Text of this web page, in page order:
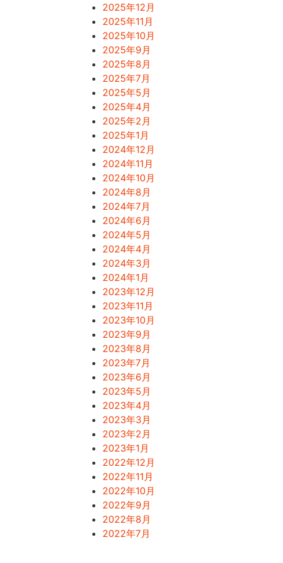
2025年12月
2025年11月
2025年10月
2025年9月
2025年8月
2025年7月
2025年5月
2025年4月
2025年2月
2025年1月
2024年12月
2024年11月
2024年10月
2024年8月
2024年7月
2024年6月
2024年5月
2024年4月
2024年3月
2024年1月
2023年12月
2023年11月
2023年10月
2023年9月
2023年8月
2023年7月
2023年6月
2023年5月
2023年4月
2023年3月
2023年2月
2023年1月
2022年12月
2022年11月
2022年10月
2022年9月
2022年8月
2022年7月